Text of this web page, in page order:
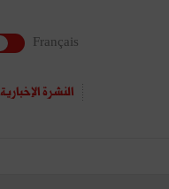
Français
النشرة الإخبارية